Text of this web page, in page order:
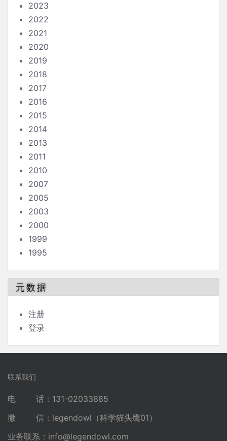
2023
2022
2021
2020
2019
2018
2017
2016
2015
2014
2013
2011
2010
2007
2005
2003
2000
1999
1995
元数据
注册
登录
联系我们
电 话：131-02033885
微 信：legendowl（科学猫头鹰01）
业务联系： info@legendowl.com